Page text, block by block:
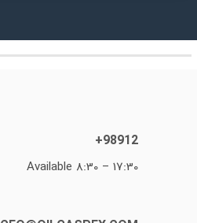
98912+
Available 8:30 – 17:30